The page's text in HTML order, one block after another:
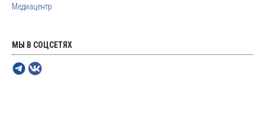
Медиацентр
МЫ В СОЦСЕТЯХ